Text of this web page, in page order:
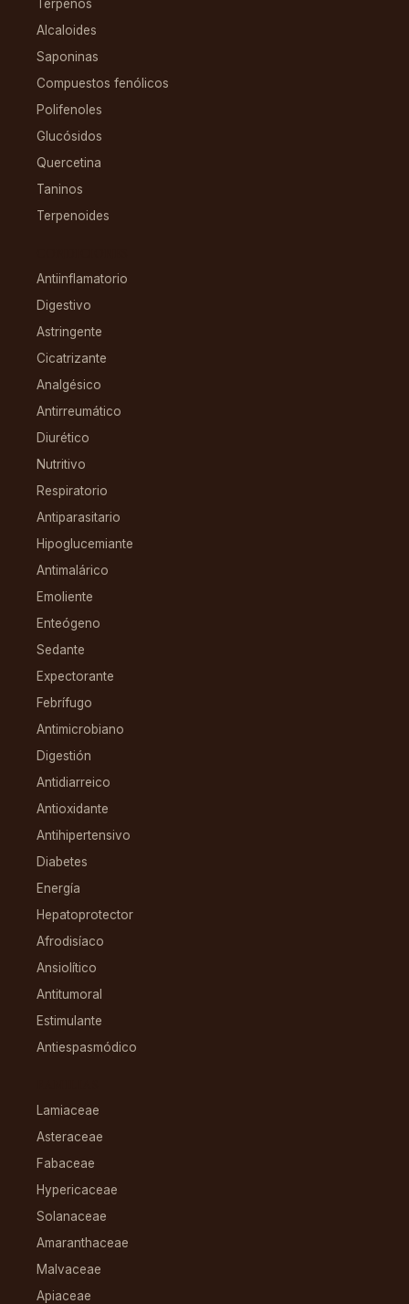
Terpenos
Alcaloides
Saponinas
Compuestos fenólicos
Polifenoles
Glucósidos
Quercetina
Taninos
Terpenoides
Antiinflamatorio
Digestivo
Astringente
Cicatrizante
Analgésico
Antirreumático
Diurético
Nutritivo
Respiratorio
Antiparasitario
Hipoglucemiante
Antimalárico
Emoliente
Enteógeno
Sedante
Expectorante
Febrífugo
Antimicrobiano
Digestión
Antidiarreico
Antioxidante
Antihipertensivo
Diabetes
Energía
Hepatoprotector
Afrodisíaco
Ansiolítico
Antitumoral
Estimulante
Antiespasmódico
Lamiaceae
Asteraceae
Fabaceae
Hypericaceae
Solanaceae
Amaranthaceae
Malvaceae
Apiaceae